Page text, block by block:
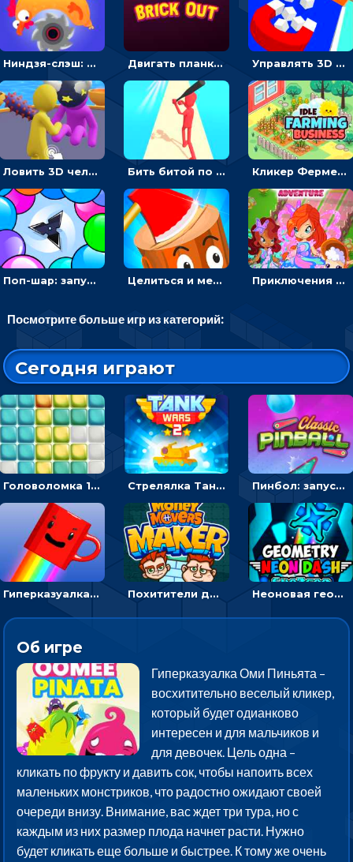
Ниндзя-слэш: запускай оружие по целям и становись мастером сюрикенов Двигать планку и бить шариком по цветным блокам - гиперказуальная Управлять 3D магнитом, чтобы собирать фигуры и сбрасывать в пропасть
Ловить 3D человечком своего цвета и собирать драгоценности - гиперказуалка Бить битой по шарику, чтобы сбивать кубики с буквами на пути к финишу - 3D Кликер Фермерский бизнес: расти овощи, чтобы богатеть
Поп-шар: запускать колючку, чтобы лопать воздушные шарики Целиться и метать топор в 3D мишени Приключения Клуба Винкс: менять дорожки, чтобы собирать кристаллы
Посмотрите больше игр из категорий:
Сегодня играют
Головоломка 10х10 Стрелялка Танковые войны: бить по танку врага, чтобы уничтожить зло Пинбол: запускать шарик, чтобы выбивать очки
Гиперказуалка Летающая чашка кофе: двигаться и собирать кубики сахара Похитители денег: управляйте друзьями и соберите все мешки с долларами Неоновая геометрия: прыгай через препятствия и собирай шары
Об игре
Гиперказуалка Оми Пиньята –
восхитительно веселый кликер,
который будет одианково
интересен и для мальчиков и
для девочек. Цель одна –
кликать по фрукту и давить сок, чтобы напоить всех
маленьких монстриков, что радостно ожидают своей
очереди внизу. Внимание, вас ждет три тура, но с
каждым из них размер плода начнет расти. Нужно
будет кликать еще больше и быстрее. К тому же очень